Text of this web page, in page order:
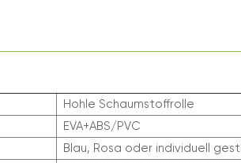
Hohle Schaumstoffrolle
EVA+ABS/PVC
Blau, Rosa oder individuell